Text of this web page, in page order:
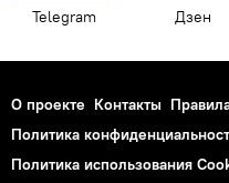
Telegram Дзен
О проекте Контакты
Политика
Политика использования